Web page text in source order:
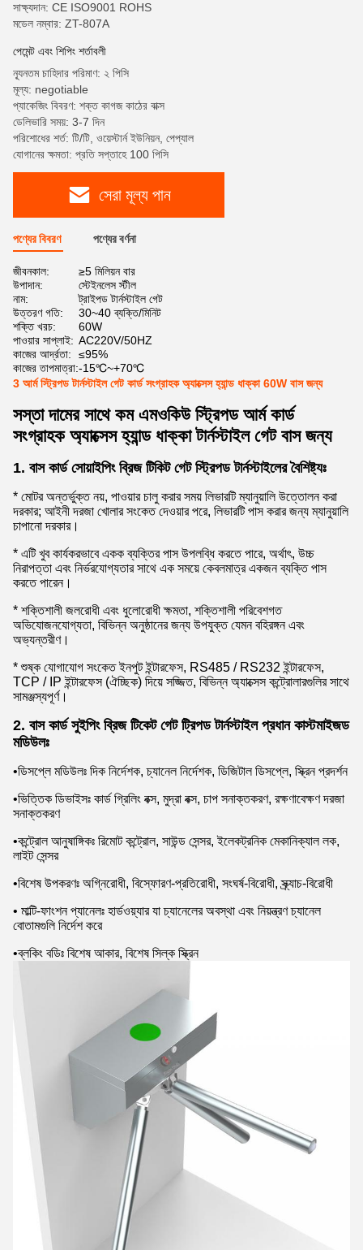
সাক্ষ্যদান: CE ISO9001 ROHS
মডেল নম্বার: ZT-807A
পেমেন্ট এবং শিপিং শর্তাবলী
ন্যূনতম চাহিদার পরিমাণ: ২ পিসি
মূল্য: negotiable
প্যাকেজিং বিবরণ: শক্ত কাগজ কাঠের বাক্স
ডেলিভারি সময়: 3-7 দিন
পরিশোধের শর্ত: টি/টি, ওয়েস্টার্ন ইউনিয়ন, পেপ্যাল
যোগানের ক্ষমতা: প্রতি সপ্তাহে 100 পিসি
সেরা মূল্য পান
পণ্যের বিবরণ পণ্যের বর্ণনা
জীবনকাল:
≥5 মিলিয়ন বার
উপাদান:
স্টেইনলেস স্টীল
নাম:
ট্রাইপড টার্নস্টাইল গেট
উত্তরণ গতি:
30~40 ব্যক্তি/মিনিট
শক্তি খরচ:
60W
পাওয়ার সাপ্লাই: AC220V/50HZ
কাজের আর্দ্রতা:
≤95%
কাজের তাপমাত্রা:-15℃~+70℃
3 আর্ম স্ট্রিপড টার্নস্টাইল গেট কার্ড সংগ্রাহক অ্যাক্সেস হ্যান্ড ধাক্কা 60W বাস জন্য
সস্তা দামের সাথে কম এমওকিউ স্ট্রিপড আর্ম কার্ড
সংগ্রাহক অ্যাক্সেস হ্যান্ড ধাক্কা টার্নস্টাইল গেট বাস জন্য
1. বাস কার্ড সোয়াইপিং ব্রিজ টিকিট গেট স্ট্রিপড টার্নস্টাইলের বৈশিষ্ট্যঃ
* মোটর অন্তর্ভুক্ত নয়, পাওয়ার চালু করার সময় লিভারটি ম্যানুয়ালি উত্তোলন করা
দরকার; আইনী দরজা খোলার সংকেত দেওয়ার পরে, লিভারটি পাস করার জন্য ম্যানুয়ালি
চাপানো দরকার।
* এটি খুব কার্যকরভাবে একক ব্যক্তির পাস উপলব্ধি করতে পারে, অর্থাৎ, উচ্চ
নিরাপত্তা এবং নির্ভরযোগ্যতার সাথে এক সময়ে কেবলমাত্র একজন ব্যক্তি পাস
করতে পারেন।
* শক্তিশালী জলরোধী এবং ধুলোরোধী ক্ষমতা, শক্তিশালী পরিবেশগত
অভিযোজনযোগ্যতা, বিভিন্ন অনুষ্ঠানের জন্য উপযুক্ত যেমন বহিরঙ্গন এবং
অভ্যন্তরীণ।
* শুষ্ক যোগাযোগ সংকেত ইনপুট ইন্টারফেস, RS485 / RS232 ইন্টারফেস,
TCP / IP ইন্টারফেস (ঐচ্ছিক) দিয়ে সজ্জিত, বিভিন্ন অ্যাক্সেস কন্ট্রোলারগুলির সাথে
সামঞ্জস্যপূর্ণ।
2. বাস কার্ড সুইপিং ব্রিজ টিকেট গেট ট্রিপড টার্নস্টাইল প্রধান কাস্টমাইজড
মডিউলঃ
•ডিসপ্লে মডিউলঃ দিক নির্দেশক, চ্যানেল নির্দেশক, ডিজিটাল ডিসপ্লে, স্ক্রিন প্রদর্শন
•ভিত্তিক ডিভাইসঃ কার্ড গ্রিলিং বক্স, মুদ্রা বক্স, চাপ সনাক্তকরণ, রক্ষণাবেক্ষণ দরজা
সনাক্তকরণ
•কন্ট্রোল আনুষাঙ্গিকঃ রিমোট কন্ট্রোল, সাউন্ড সেন্সর, ইলেকট্রনিক মেকানিক্যাল লক,
লাইট সেন্সর
•বিশেষ উপকরণঃ অগ্নিরোধী, বিস্ফোরণ-প্রতিরোধী, সংঘর্ষ-বিরোধী, স্ক্র্যাচ-বিরোধী
• মাল্টি-ফাংশন প্যানেলঃ হার্ডওয়্যার যা চ্যানেলের অবস্থা এবং নিয়ন্ত্রণ চ্যানেল
বোতামগুলি নির্দেশ করে
•ব্লকিং বডিঃ বিশেষ আকার, বিশেষ সিল্ক স্ক্রিন